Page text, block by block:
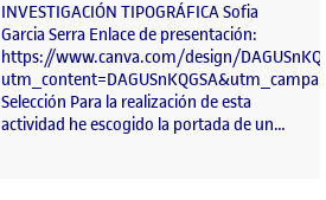
INVESTIGACIÓN TIPOGRÁFICA Sofia
Garcia Serra Enlace de presentación:
https://www.canva.com/design/
Selección Para la realización de esta
actividad he escogido la portada de un…